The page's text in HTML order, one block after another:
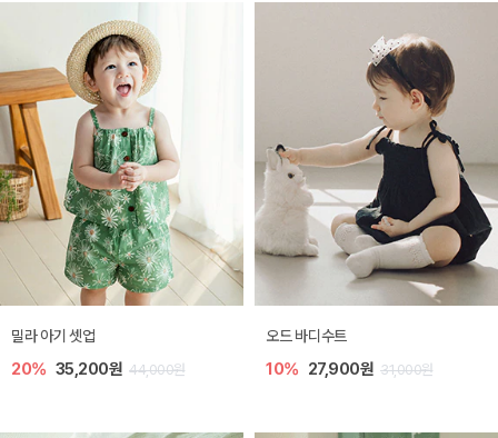
밀라 아기 셋업
20% 35,200원 44,000원
오드 바디수트
10% 27,900원 31,000원